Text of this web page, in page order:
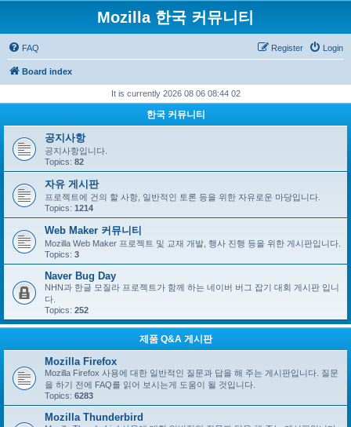
Mozilla 한국 커뮤니티
FAQ Login
Register
Board index
It is currently 2026 08 06 08:44 02
한국 커뮤니티
공지사항
공지사항입니다.
Topics: 82
자유 게시판
프로젝트에 건의 할 사항, 일반적인 토론 등을 위한 자유로운 마당입니다.
Topics: 1214
Web Maker 커뮤니티
Mozilla Web Maker 프로젝트 및 교재 개발, 행사 진행 등을 위한 게시판입니다.
Topics: 3
Naver Bug Day
NHN과 한글 모질라 프로젝트가 함께 하는 네이버 버그 잡기 대회 게시판 입니
다.
Topics: 252
제품 Q&A 게시판
Mozilla Firefox
Mozilla Firefox 사용에 대한 일반적인 질문과 답을 해 주는 게시판입니다. 질문
을 하기 전에 FAQ를 읽어 보시는게 도움이 될 것입니다.
Topics: 6283
Mozilla Thunderbird